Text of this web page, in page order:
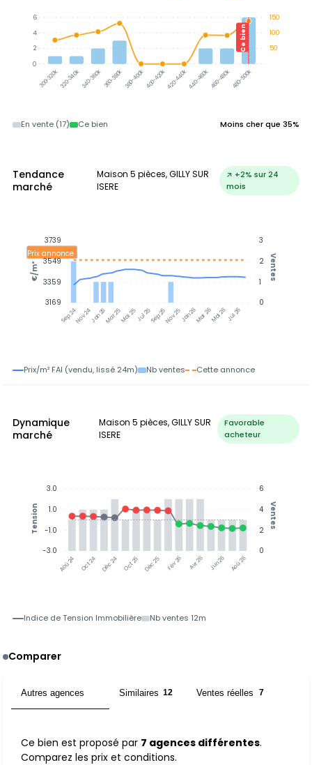
300-320k320-340k340-360k360-380k380-400k400-420k420-440k440-460k460-480k480-500k
Ce bien
150
100
50
6
4
2
0
En vente (17) Ce bien Moins cher que 35%
Tendance
marché
Maison 5 pièces, GILLY SUR
ISERE
↗ +2% sur 24
mois
Sep 24Nov 24Jan 25Mar 25Mai 25Jul 25Sep 25Nov 25Jan 26Mar 26Mai 26Jul 26
Prix annonce
3
2
1
0
Ventes
3739
3549
3359
3169
€/m²
Prix/m² FAI (vendu, lissé 24m) Nb ventes Cette annonce
Dynamique
marché
Maison 5 pièces, GILLY SUR
ISERE
Favorable
acheteur
Aoû 24 Oct 24 Déc 24 Oct 25 Déc 25 Fév 26 Avr 26 Jun 26 Aoû 26
6
4
2
0
Ventes
3.0
1.0
-1.0
-3.0
Tension
Indice de Tension Immobilière Nb ventes 12m
Comparer
Autres agences Similaires 12 Ventes réelles 7
Ce bien est proposé par 7 agences différentes.
Comparez les prix et conditions.